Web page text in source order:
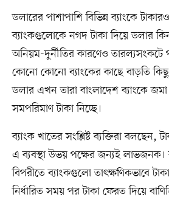
ডলারের পাশাপাশি বিভিন্ন ব্যাংকে
ব্যাংকগুলোকে নগদ টাকা দিয়ে ডলার
অনিয়ম-দুর্নীতির কারণেও তারল্যসংকটে
কোনো কোনো ব্যাংকের কাছে বাড়তি
ডলার এখন তারা বাংলাদেশ ব্যাংকে জমা
সমপরিমাণ টাকা নিচ্ছে।
ব্যাংক খাতের সংশ্লিষ্ট ব্যক্তিরা
এ ব্যবস্থা উভয় পক্ষের জন্যই লাভজনক।
বিপরীতে ব্যাংকগুলো তাৎক্ষণিকভাবে
নির্ধারিত সময় পর টাকা ফেরত দিয়ে